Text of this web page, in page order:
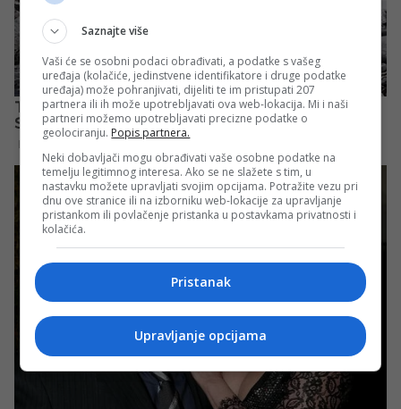
Saznajte više
Vaši će se osobni podaci obrađivati, a podatke s vašeg
uređaja (kolačiće, jedinstvene identifikatore i druge podatke
uređaja) može pohranjivati, dijeliti te im pristupati 207
partnera ili ih može upotrebljavati ova web-lokacija. Mi i naši
partneri možemo upotrebljavati precizne podatke o
geolociranju. Popis partnera.
Neki dobavljači mogu obrađivati vaše osobne podatke na
temelju legitimnog interesa. Ako se ne slažete s tim, u
nastavku možete upravljati svojim opcijama. Potražite vezu pri
dnu ove stranice ili na izborniku web-lokacije za upravljanje
pristankom ili povlačenje pristanka u postavkama privatnosti i
kolačića.
Pristanak
Upravljanje opcijama